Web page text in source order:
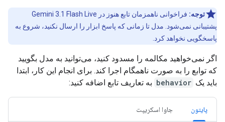
توجه:
فراخوانی ناهمزمان تابع هنوز در Gemini 3.1 Flash Live
پشتیبانی نمی‌شود. مدل تا زمانی که پاسخ ابزار را ارسال نکنید، شروع به
پاسخگویی نخواهد کرد.
اگر نمی‌خواهید مکالمه را مسدود کنید، می‌توانید به مدل بگویید
که توابع را به صورت ناهمگام اجرا کند. برای انجام این کار، ابتدا
باید یک behavior به تعاریف تابع اضافه کنید:
پایتون جاوا اسکریپت